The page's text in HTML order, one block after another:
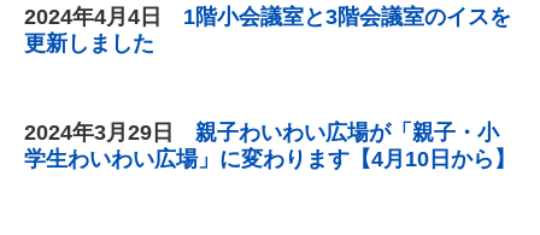
2024年4月4 日 1階小会議室と3階会議室のイスを
更新しました
2024年3月29 日 親子わいわい広場が「親子・小
学生わいわい広場」に変わります【4月10日から】